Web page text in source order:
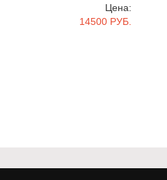
Цена:
14500 РУБ.